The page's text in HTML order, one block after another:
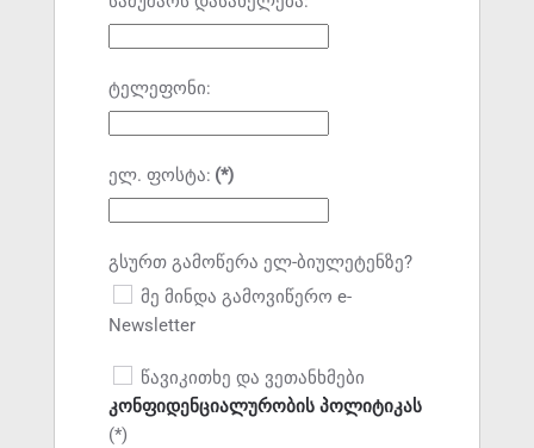
ტელეფონი:
ელ. ფოსტა: (*)
გსურთ გამოწერა ელ-ბიულეტენზე?
მე მინდა გამოვიწერო e-
Newsletter
წავიკითხე და ვეთანხმები
კონფიდენციალურობის პოლიტიკას
(*)